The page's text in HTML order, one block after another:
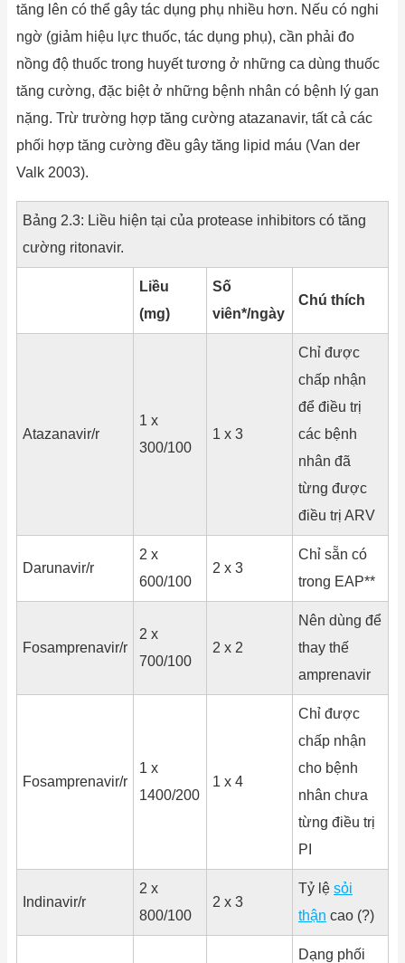
tăng lên có thể gây tác dụng phụ nhiều hơn. Nếu có nghi
ngờ (giảm hiệu lực thuốc, tác dụng phụ), cần phải đo
nồng độ thuốc trong huyết tương ở những ca dùng thuốc
tăng cường, đặc biệt ở những bệnh nhân có bệnh lý gan
nặng. Trừ trường hợp tăng cường atazanavir, tất cả các
phối hợp tăng cường đều gây tăng lipid máu (Van der
Valk 2003).
Bảng 2.3: Liều hiện tại của protease inhibitors có tăng
cường ritonavir.
Liều
(mg)
Số
viên*/ngày
Chú thích
Atazanavir/r
1 x
300/100
1 x 3
Chỉ được
chấp nhận
để điều trị
các bệnh
nhân đã
từng được
điều trị ARV
Darunavir/r
2 x
600/100
2 x 3
Chỉ sẵn có
trong EAP**
Fosamprenavir/r
2 x
700/100
2 x 2
Nên dùng để
thay thế
amprenavir
Fosamprenavir/r
1 x
1400/200
1 x 4
Chỉ được
chấp nhận
cho bệnh
nhân chưa
từng điều trị
PI
Indinavir/r
2 x
800/100
2 x 3
Tỷ lệ sỏi
thận cao (?)
Dạng phối